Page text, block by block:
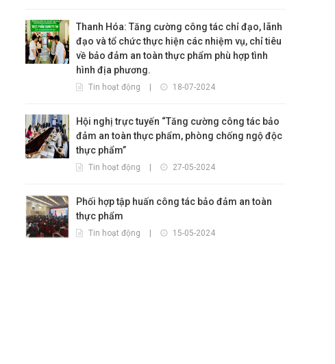
Thanh Hóa: Tăng cường công tác chỉ đạo, lãnh
đạo và tổ chức thực hiện các nhiệm vụ, chỉ tiêu
về bảo đảm an toàn thực phẩm phù hợp tình
hình địa phương.
Tin hoạt động 18-07-2024
Hội nghị trực tuyến “Tăng cường công tác bảo
đảm an toàn thực phẩm, phòng chống ngộ độc
thực phẩm”
Tin hoạt động 27-05-2024
Phối hợp tập huấn công tác bảo đảm an toàn
thực phẩm
Tin hoạt động 15-05-2024